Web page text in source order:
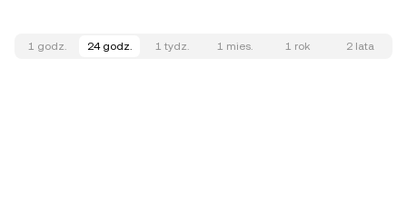
1 godz. 24 godz. 1 tydz. 1 mies. 1 rok 2 lata